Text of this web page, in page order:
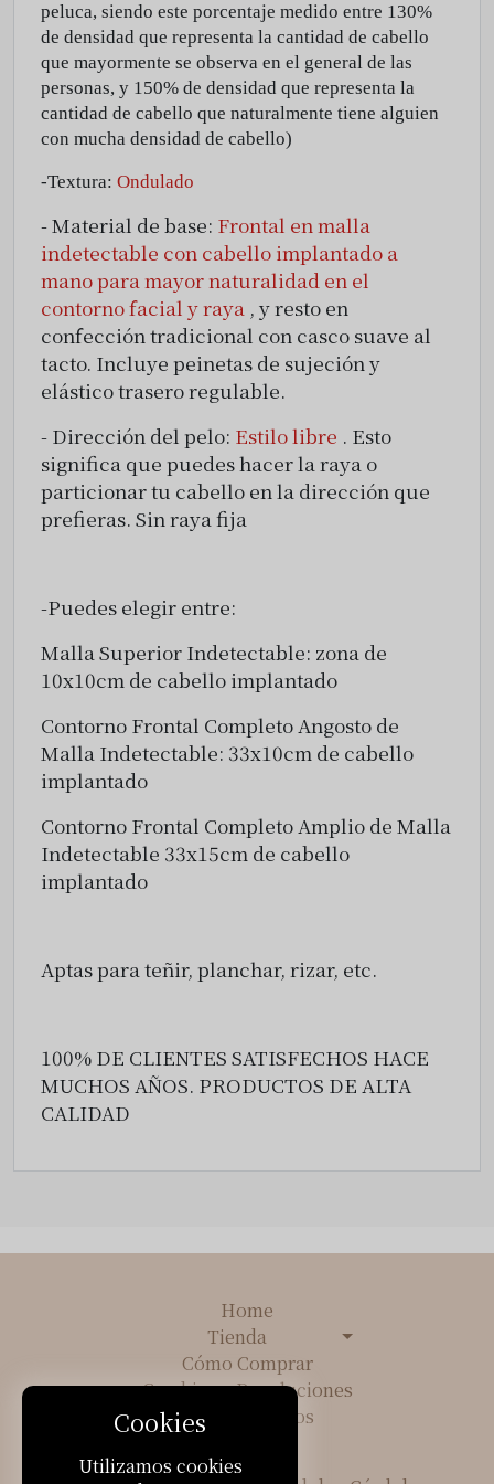
Cookies
Utilizamos cookies
peluca, siendo este porcentaje medido entre 130%
de densidad que representa la cantidad de cabello
que mayormente se observa en el general de las
personas, y 150% de densidad que representa la
cantidad de cabello que naturalmente tiene alguien
con mucha densidad de cabello)
-Textura: Ondulado
- Material de base: Frontal en malla
indetectable con cabello implantado a
mano para mayor naturalidad en el
contorno facial y raya , y resto en
confección tradicional con casco suave al
tacto. Incluye peinetas de sujeción y
elástico trasero regulable.
- Dirección del pelo: Estilo libre . Esto
significa que puedes hacer la raya o
particionar tu cabello en la dirección que
prefieras. Sin raya fija
-Puedes elegir entre:
Malla Superior Indetectable: zona de
10x10cm de cabello implantado
Contorno Frontal Completo Angosto de
Malla Indetectable: 33x10cm de cabello
implantado
Contorno Frontal Completo Amplio de Malla
Indetectable 33x15cm de cabello
implantado
Aptas para teñir, planchar, rizar, etc.
100% DE CLIENTES SATISFECHOS HACE
MUCHOS AÑOS. PRODUCTOS DE ALTA
CALIDAD
Home
Tienda
Cómo Comprar
Cambios y Devoluciones
Sobre Nosotros